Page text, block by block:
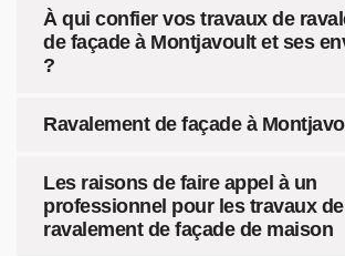
À qui confier vos travaux de
de façade à Montjavoult et ses
?
Ravalement de façade à
Les raisons de faire appel à un
professionnel pour les travaux de
ravalement de façade de maison